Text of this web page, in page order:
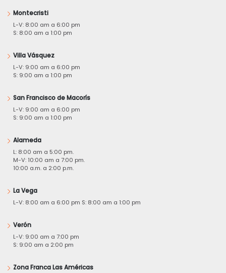
Montecristi
L-V: 8:00 am a 6:00 pm
S: 8:00 am a 1:00 pm
Villa Vásquez
L-V: 9:00 am a 6:00 pm
S: 9:00 am a 1:00 pm
San Francisco de Macorís
L-V: 9:00 am a 6:00 pm
S: 9:00 am a 1:00 pm
Alameda
L: 8:00 am a 5:00 pm.
M-V: 10:00 am a 7:00 pm.
10:00 a.m. a 2:00 p.m.
La Vega
L-V: 8:00 am a 6:00 pm S: 8:00 am a 1:00 pm
Verón
L-V: 9:00 am a 7:00 pm
S: 9:00 am a 2:00 pm
Zona Franca Las Américas